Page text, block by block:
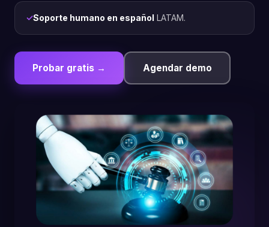
Soporte humano en español LATAM.
Probar gratis → Agendar demo